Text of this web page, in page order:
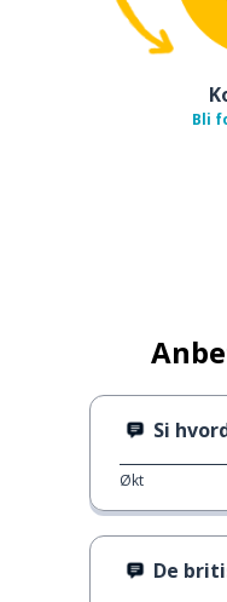
Bli
Si
Økt
De